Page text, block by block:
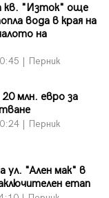
кв. "Изток" още
вода в края на
на
| Перник
млн. евро за
| Перник
ул. "Ален мак" в
етап